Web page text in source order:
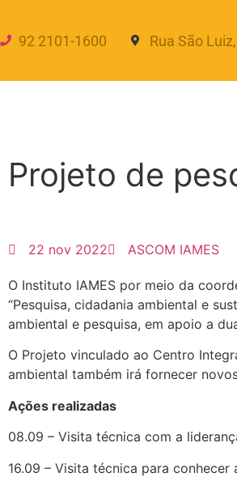
92 2101-1600 Rua São
Projeto de
22 nov 2022 ASCOM IAMES
O Instituto IAMES por meio da
“Pesquisa, cidadania ambiental e
ambiental e pesquisa, em apoio a
O Projeto vinculado ao Centro
ambiental também irá fornecer
Ações realizadas
08.09 – Visita técnica com a
16.09 – Visita técnica para